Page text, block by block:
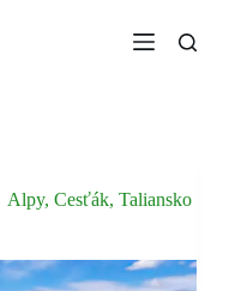
Alpy, Cesťák, Taliansko